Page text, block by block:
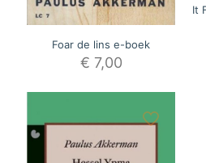
Foar de lins e-boek
€ 7,00
It